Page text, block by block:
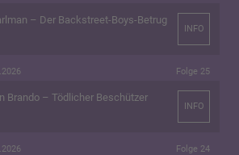
– Der Backstreet-Boys-Betrug
INFO
Folge 25
Brando – Tödlicher Beschützer
INFO
Folge 24